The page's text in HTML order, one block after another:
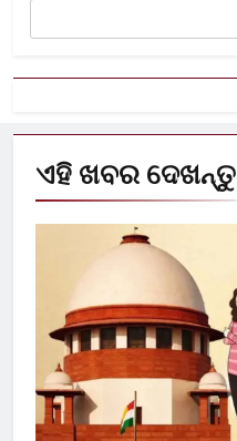
ଏହି ଖବର ଦେଖନ୍ତୁ